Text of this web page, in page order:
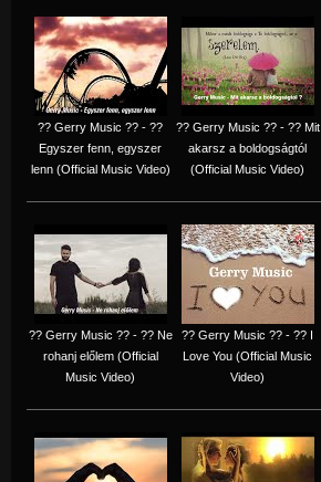
?? Gerry Music ?? - ??
Egyszer fenn, egyszer
lenn (Official Music Video)
?? Gerry Music ?? - ?? Mit
akarsz a boldogságtól
(Official Music Video)
?? Gerry Music ?? - ?? Ne
rohanj előlem (Official
Music Video)
?? Gerry Music ?? - ?? I
Love You (Official Music
Video)